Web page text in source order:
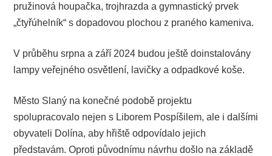
pružinová houpačka, trojhrazda a gymnastický prvek
„čtyřúhelník“ s dopadovou plochou z praného kameniva.
V průběhu srpna a září 2024 budou ještě doinstalovány
lampy veřejného osvětlení, lavičky a odpadkové koše.
Město Slaný na konečné podobě projektu
spolupracovalo nejen s Liborem Pospíšilem, ale i dalšími
obyvateli Dolína, aby hřiště odpovídalo jejich
představám. Oproti původnímu návrhu došlo na základě